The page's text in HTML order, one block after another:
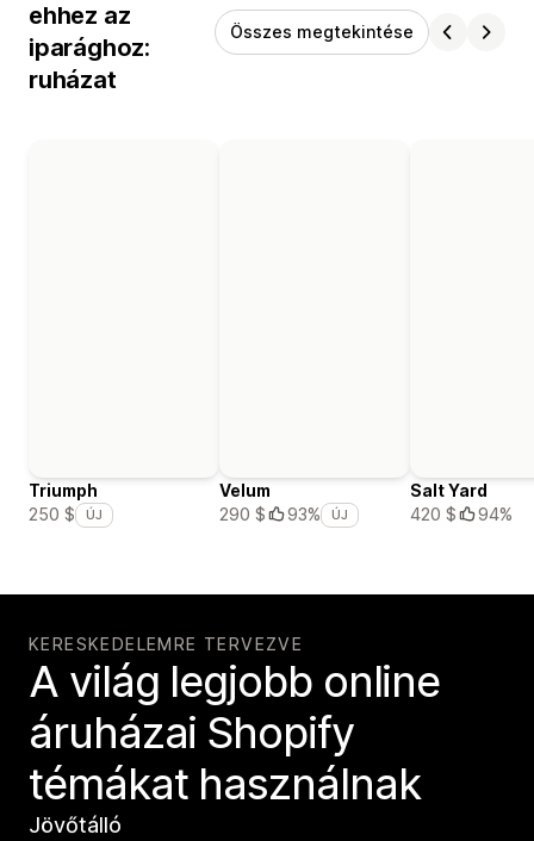
ehhez az
iparághoz:
ruházat
Összes megtekintése
Triumph
250 $
ÚJ
Velum
290 $
93% ÚJ
Salt Yard
420 $
94%
KERESKEDELEMRE TERVEZVE
A világ legjobb online
áruházai Shopify
témákat használnak
Jövőtálló